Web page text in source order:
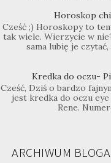
Horoskop
Cześć ;) Horoskopy to
tak wiele. Wierzycie w
sama lubię je czytać,
Kredka do oczu-
Cześć, Dziś o bardzo
jest kredka do oczu
Rene.
ARCHIWUM BLOGA